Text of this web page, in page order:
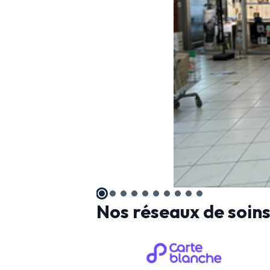
Nos réseaux de soins